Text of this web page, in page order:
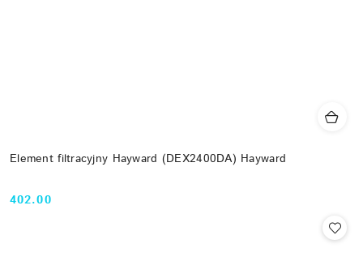
Element filtracyjny Hayward (DEX2400DA) Hayward
Cena:
402.00